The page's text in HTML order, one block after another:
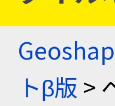
トβ版 >